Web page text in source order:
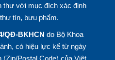
thư với mục đích xác định
tín, bưu phẩm.
QĐ-BKHCN do Bộ Khoa
có hiệu lực kể từ ngày
(Zip/Postal Code) của Việt